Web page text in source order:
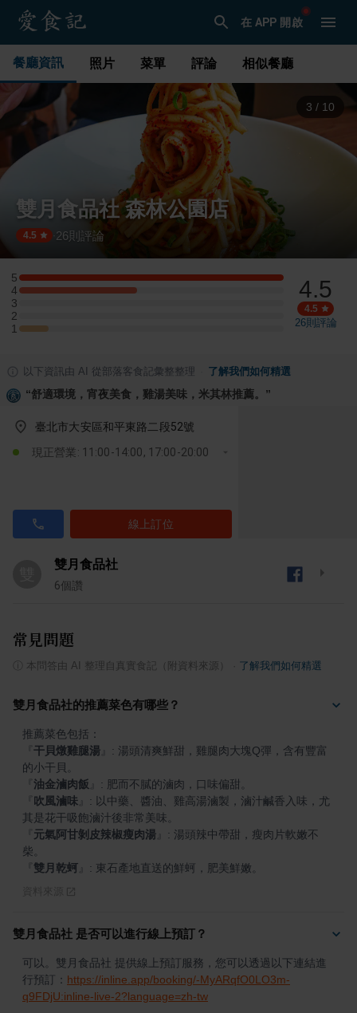
在 APP 開啟
餐廳資訊 照片 菜單 評論 相似餐廳
3 / 10
雙月食品社 森林公園店
4.5 26 則評論
5
5 星：9 則評論
4
4 星：4 則評論
3
3 星：0 則評論
2
2 星：0 則評論
1
1 星：1 則評論
4.5
4.5
26則評論
以下資訊由 AI 從部落客食記彙整整理 了解我們如何精選
“舒適環境，宵夜美食，雞湯美味，米其林推薦。 ”
臺北市大安區和平東路二段52號
現正營業: 11:00-14:00, 17:00-20:00
線上訂位
雙月食品社
6個讚
常見問題
本問答由 AI 整理自真實食記（附資料來源） 了解我們如何精選
雙月食品社的推薦菜色有哪些？
干貝燉雞腿湯
: 湯頭清爽鮮甜，雞腿肉大塊Q彈，含有豐富
油金滷肉飯
吹風滷味
: 以中藥、醬油、雞高湯滷製，滷汁鹹香入味，尤
元氣阿甘剝皮辣椒瘦肉湯
: 湯頭辣中帶甜，瘦肉片軟嫩不
雙月乾蚵 : 東石產地直送的鮮蚵，肥美鮮嫩。
雙月食品社 是否可以進行線上預訂？
可以。雙月食品社 提供線上預訂服務，您可以透過以下連結進
行預訂： https://inline.app/booking/-MyARqfO0LO3m-
q9FDjU:inline-live-2?language=zh-tw